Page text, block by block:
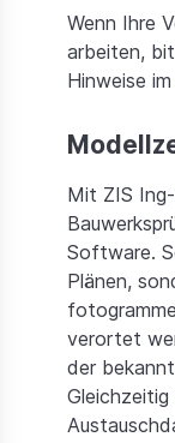
Wenn Ihre
arbeiten,
Hinweise
Mit ZIS
Software.
Plänen,
verortet
der